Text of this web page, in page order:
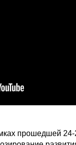
прошедшей 24-